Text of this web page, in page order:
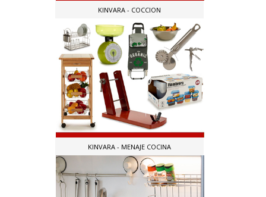
KINVARA - COCCION
KINVARA - MENAJE COCINA